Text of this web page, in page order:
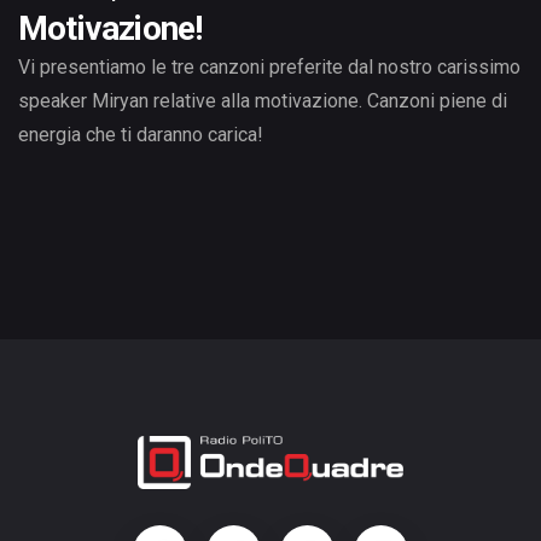
Motivazione!
Vi presentiamo le tre canzoni preferite dal nostro carissimo
speaker Miryan relative alla motivazione. Canzoni piene di
energia che ti daranno carica!
21/22 | 37: Marco e i social network
21/22 | 36: Parola di oggi: Recitazione!
21/22 | 35: La Cybersecurity secondo Simone
21/22 | 34: Simone e l'arte del disegno
21/22 | 25: Alex e il suo talento musicale
21/22 | 24: Dai videogiochi ai giochi da tavolo!
21/22 | 23: Matteo e il suo pensiero sulla politica sociale